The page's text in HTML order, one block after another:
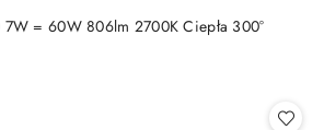
= 60W 806lm 2700K Ciepła 300°